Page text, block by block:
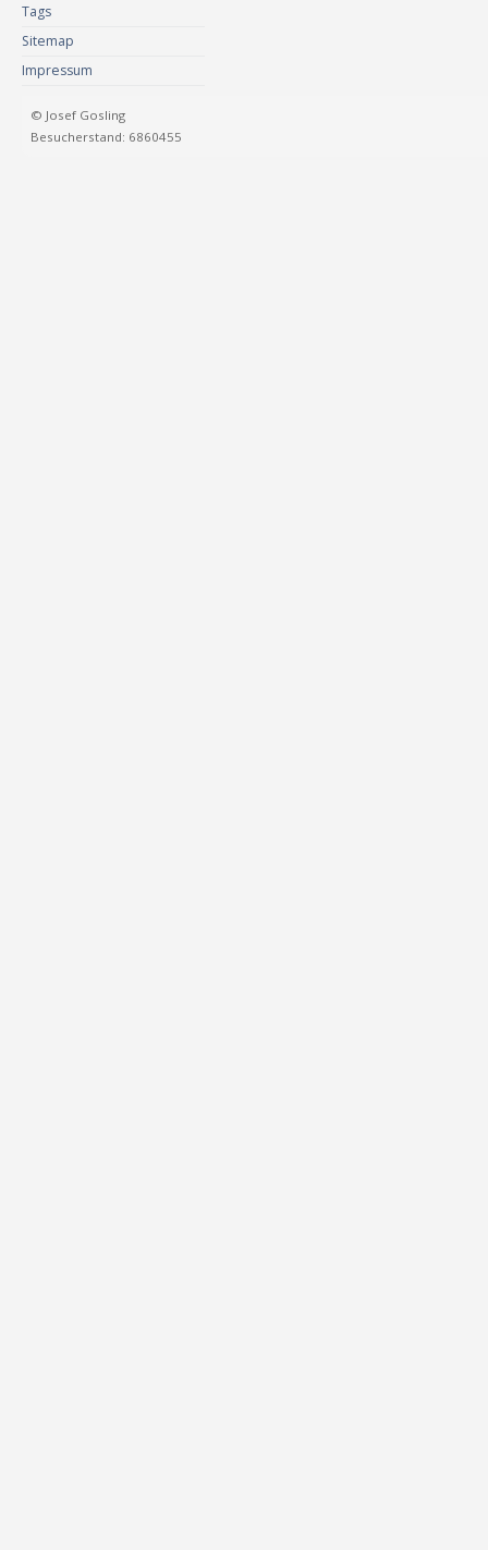
Tags
Sitemap
Impressum
© Josef Gosling
Besucherstand: 6860455